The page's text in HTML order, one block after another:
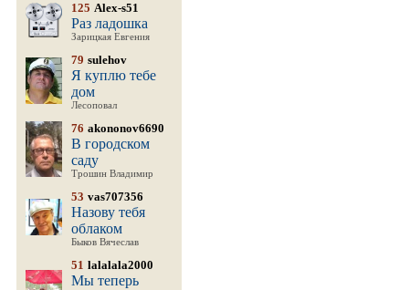
125 Alex-s51
Раз ладошка
Зарицкая Евгения
79 sulehov
Я куплю тебе
дом
Лесоповал
76 akononov6690
В городском
саду
Трошин Владимир
53 vas707356
Назову тебя
облаком
Быков Вячеслав
51 lalalala2000
Мы теперь